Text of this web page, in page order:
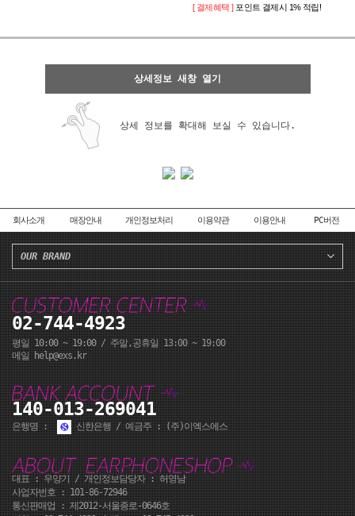
페이코 ID로 페이코
[ 결제혜택 ] 포인트 결제시 1% 적립!
상세정보 새창 열기
상세 정보를 확대해 보실 수 있습니다.
회사소개 매장안내 개인정보처리 이용약관 이용안내 PC버전
OUR BRAND
02-744-4923
평일 10:00 ~ 19:00 / 주말,공휴일 13:00 ~ 19:00
메일 help@exs.kr
140-013-269041
은행명 : 신한은행 / 예금주 : (주)이엑스에스
대표 : 우양기 / 개인정보담당자 : 허영남
사업자번호 : 101-86-72946
통신판매업 : 제2012-서울종로-0646호